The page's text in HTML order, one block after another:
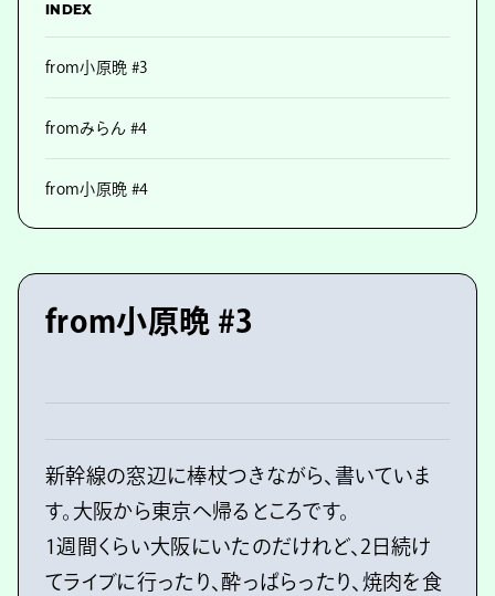
INDEX
from小原晩 #3
fromみらん #4
from小原晩 #4
from小原晩 #3
新幹線の窓辺に棒杖つきながら、書いていま
す。大阪から東京へ帰るところです。
1週間くらい大阪にいたのだけれど、2日続け
てライブに行ったり、酔っぱらったり、焼肉を食